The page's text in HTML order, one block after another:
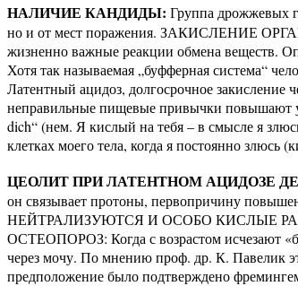
НАЛИЧИЕ КАНДИДЫ: Группа дрожжевых
но и от мест поражения. ЗАКИСЛЕНИЕ
жизненно важные реакции обмена веществ.
Хотя так называемая „буфферная система“
Латентный ацидоз, долгосрочное закисление
неправильные пищевые привычки повышают
dich“ (нем. Я кислый на тебя – в смысле я
клетках моего тела, когда я постоянно злюсь
ЦЕОЛИТ ПРИ ЛАТЕНТНОМ АЦИДОЗЕ
он связывает протоны, первопричину
НЕЙТРАЛИЗУЮТСЯ И ОСОБО КИСЛЫЕ
ОСТЕОПОРОЗ: Когда с возрастом исчезают
через мочу. По мнению проф. др. К. Павелик
предположение было подтверждено